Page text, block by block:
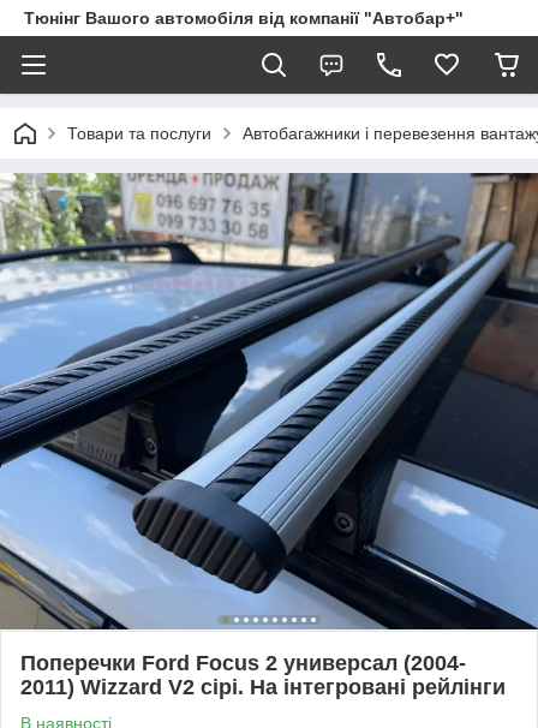
Тюнінг Вашого автомобіля від компанії "Автобар+"
Товари та послуги Автобагажники і перевезення
Поперечки Ford Focus 2 универсал (2004-
2011) Wizzard V2 сірі. На інтегровані рейлінги
В наявності